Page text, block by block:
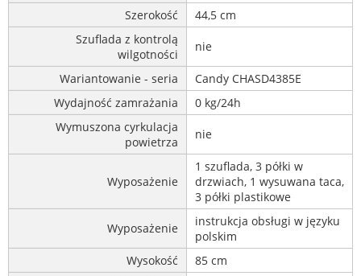
Szerokość
44,5 cm
Szuflada z kontrolą
wilgotności
nie
Wariantowanie - seria
Candy CHASD4385E
Wydajność zamrażania
0 kg/24h
Wymuszona cyrkulacja
powietrza
nie
Wyposażenie
1 szuflada, 3 półki w
drzwiach, 1 wysuwana taca,
3 półki plastikowe
Wyposażenie
instrukcja obsługi w języku
polskim
Wysokość
85 cm